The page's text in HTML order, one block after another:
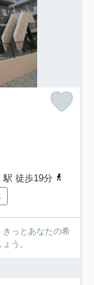
駅 徒歩19分
きっとあなたの希
う。